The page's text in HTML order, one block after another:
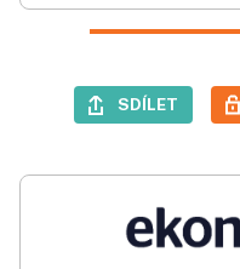
SDÍLET